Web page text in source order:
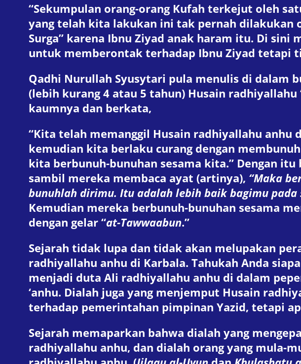
“Sekumpulan orang-orang Kufah terkejut oleh
yang telah kita lakukan ini tak pernah dilakukan
Surga” karena Ibnu Ziyad anak haram itu. Di
untuk memberontak terhadap Ibnu Ziyad tetapi
Qadhi Nurullah Syusytari pula menulis di dalam
(lebih kurang 4 atau 5 tahun) Husain
kaumnya dan berkata,
“Kita telah memanggil Husain radhiyallahu
kemudian kita berlaku curang dengan
kita berbunuh-bunuhan sesama kita.” Dengan
sambil mereka membaca ayat (artinya), “Maka
bunuhlah dirimu. Itu adalah lebih baik bagimu pada
Kemudian mereka berbunuh-bunuhan sesama
dengan gelar “at-Tawwaabun.”
Sejarah tidak lupa dan tidak akan melupakan
radhiyallahu anhu di Karbala. Tahukah Anda
menjadi duta Ali radhiyallahu anhu di dalam
‘anhu. Dialah juga yang menjemput Husain
terhadap pemerintahan pimpinan Yazid, tetapi
Sejarah memaparkan bahwa dialah yang
radhiyallahu anhu, dan dialah orang yang mula-